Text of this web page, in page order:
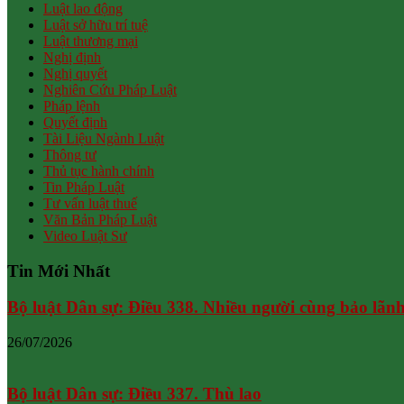
Luật lao động
Luật sở hữu trí tuệ
Luật thương mại
Nghị định
Nghị quyết
Nghiên Cứu Pháp Luật
Pháp lệnh
Quyết định
Tài Liệu Ngành Luật
Thông tư
Thủ tục hành chính
Tin Pháp Luật
Tư vấn luật thuế
Văn Bản Pháp Luật
Video Luật Sư
Tin Mới Nhất
Bộ luật Dân sự: Điều 338. Nhiều người cùng bảo
26/07/2026
Bộ luật Dân sự: Điều 337. Thù lao